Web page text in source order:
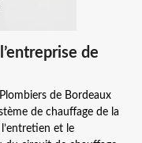
de
de Bordeaux
de chauffage de la
et le